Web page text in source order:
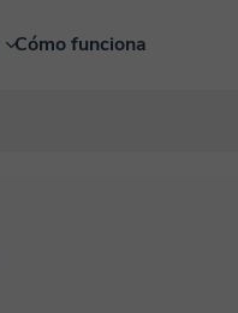
Cómo funciona